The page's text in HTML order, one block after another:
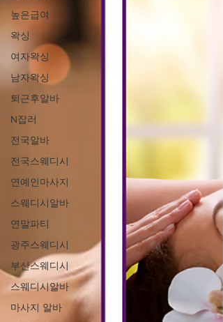
높은급여
왁싱
여자왁싱
남자왁싱
퇴근후알바
N잡러
전국알바
전국스웨디시
연예인마사지
스웨디시알바
연말파티
광주스웨디시
부산스웨디시
스웨디시알바
마사지 알바